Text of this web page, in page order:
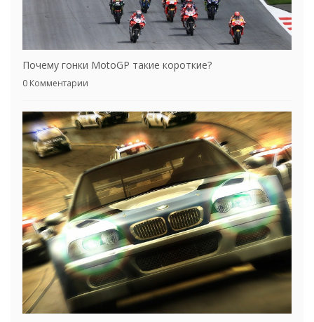
Почему гонки MotoGP такие короткие?
0 Комментарии